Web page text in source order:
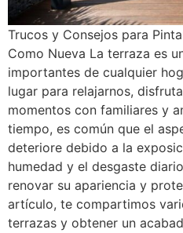
Trucos y Consejos para
Como Nueva La terraza es
importantes de cualquier
lugar para relajarnos,
momentos con familiares y
tiempo, es común que el
deteriore debido a la
humedad y el desgaste
renovar su apariencia y
artículo, te compartimos
terrazas y obtener un